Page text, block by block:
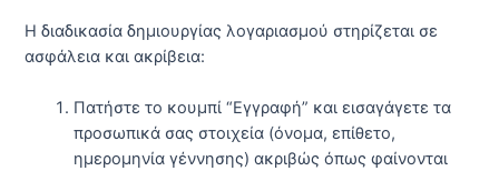
Η διαδικασία δημιουργίας λογαριασμού στηρίζεται σε
ασφάλεια και ακρίβεια:
Πατήστε το κουμπί “Εγγραφή” και εισαγάγετε τα
προσωπικά σας στοιχεία (όνομα, επίθετο,
ημερομηνία γέννησης) ακριβώς όπως φαίνονται